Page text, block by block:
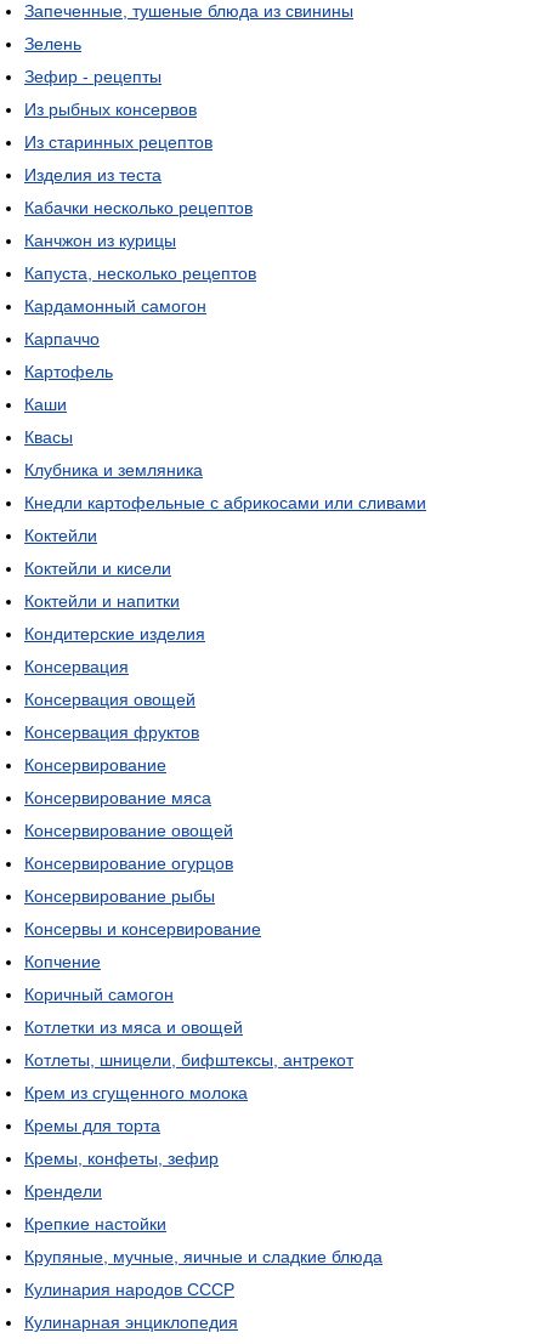
Запеченные, тушеные блюда из свинины
Зелень
Зефир - рецепты
Из рыбных консервов
Из старинных рецептов
Изделия из теста
Кабачки несколько рецептов
Канчжон из курицы
Капуста, несколько рецептов
Кардамонный самогон
Карпаччо
Картофель
Каши
Квасы
Клубника и земляника
Кнедли картофельные с абрикосами или сливами
Коктейли
Коктейли и кисели
Коктейли и напитки
Кондитерские изделия
Консервация
Консервация овощей
Консервация фруктов
Консервирование
Консервирование мяса
Консервирование овощей
Консервирование огурцов
Консервирование рыбы
Консервы и консервирование
Копчение
Коричный самогон
Котлетки из мяса и овощей
Котлеты, шницели, бифштексы, антрекот
Крем из сгущенного молока
Кремы для торта
Кремы, конфеты, зефир
Крендели
Крепкие настойки
Крупяные, мучные, яичные и сладкие блюда
Кулинария народов СССР
Кулинарная энциклопедия